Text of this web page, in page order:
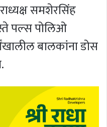
समशेरसिंह
पल्स पोलिओ
बालकांना डोस